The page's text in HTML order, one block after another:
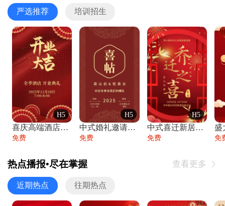
严选推荐 培训招生
H5
喜庆高端酒店开业大吉邀请函
免费
H5
中式婚礼邀请函中国风传统复古婚礼请柬请帖
免费
H5
中式喜迁新居乔迁之喜邀请函宴会请帖
免费 免
热点播报•尽在掌握 查看更多 
近期热点 往期热点